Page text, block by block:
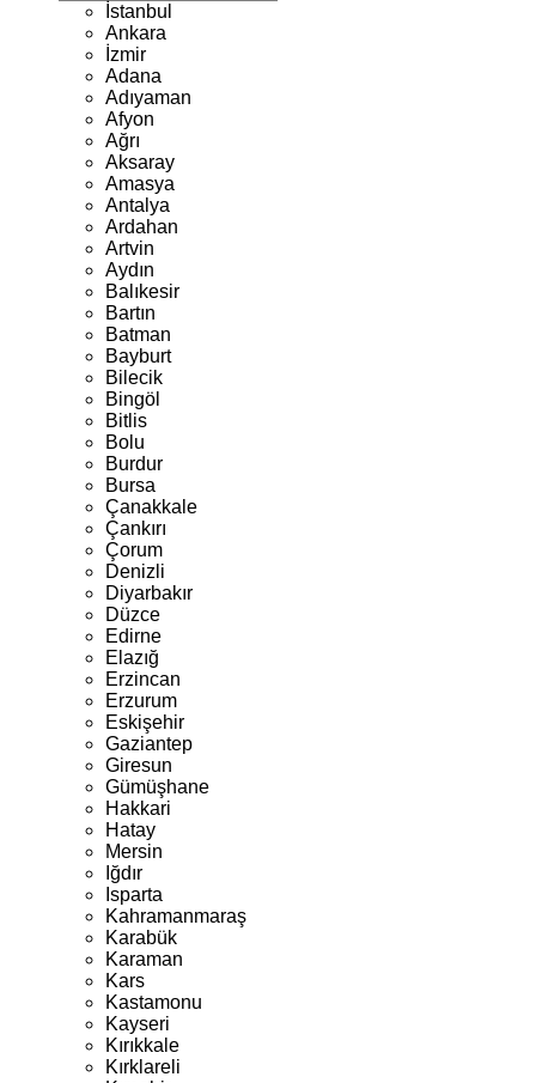
İstanbul
Ankara
İzmir
Adana
Adıyaman
Afyon
Ağrı
Aksaray
Amasya
Antalya
Ardahan
Artvin
Aydın
Balıkesir
Bartın
Batman
Bayburt
Bilecik
Bingöl
Bitlis
Bolu
Burdur
Bursa
Çanakkale
Çankırı
Çorum
Denizli
Diyarbakır
Düzce
Edirne
Elazığ
Erzincan
Erzurum
Eskişehir
Gaziantep
Giresun
Gümüşhane
Hakkari
Hatay
Mersin
Iğdır
Isparta
Kahramanmaraş
Karabük
Karaman
Kars
Kastamonu
Kayseri
Kırıkkale
Kırklareli